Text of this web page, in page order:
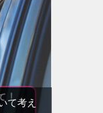
て考え